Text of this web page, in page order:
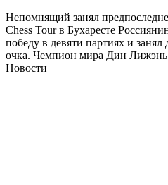
Непомнящий занял
Chess Tour в Бухаресте
победу в девяти партиях и занял
очка. Чемпион мира Дин Лижэнь
Новости